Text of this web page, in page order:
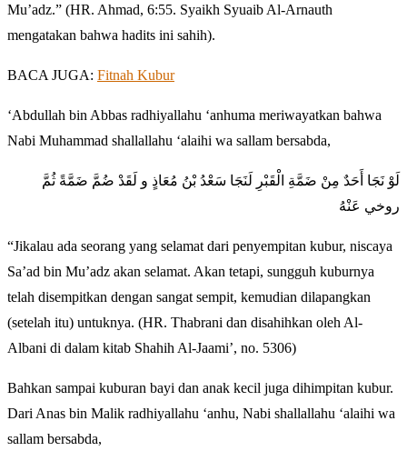
Mu’adz.” (HR. Ahmad, 6:55. Syaikh Syuaib Al-Arnauth
mengatakan bahwa hadits ini sahih).
BACA JUGA: Fitnah Kubur
‘Abdullah bin Abbas radhiyallahu ‘anhuma meriwayatkan bahwa
Nabi Muhammad shallallahu ‘alaihi wa sallam bersabda,
لَوْ نَجَا أَحَدٌ مِنْ ضَمَّةِ الْقَبْرِ لَنَجَا سَعْدُ بْنُ مُعَاذٍ و لَقَدْ ضُمَّ ضَمَّةً ثُمَّ
روخي عَنْهُ
“Jikalau ada seorang yang selamat dari penyempitan kubur, niscaya
Sa’ad bin Mu’adz akan selamat. Akan tetapi, sungguh kuburnya
telah disempitkan dengan sangat sempit, kemudian dilapangkan
(setelah itu) untuknya. (HR. Thabrani dan disahihkan oleh Al-
Albani di dalam kitab Shahih Al-Jaami’, no. 5306)
Bahkan sampai kuburan bayi dan anak kecil juga dihimpitan kubur.
Dari Anas bin Malik radhiyallahu ‘anhu, Nabi shallallahu ‘alaihi wa
sallam bersabda,